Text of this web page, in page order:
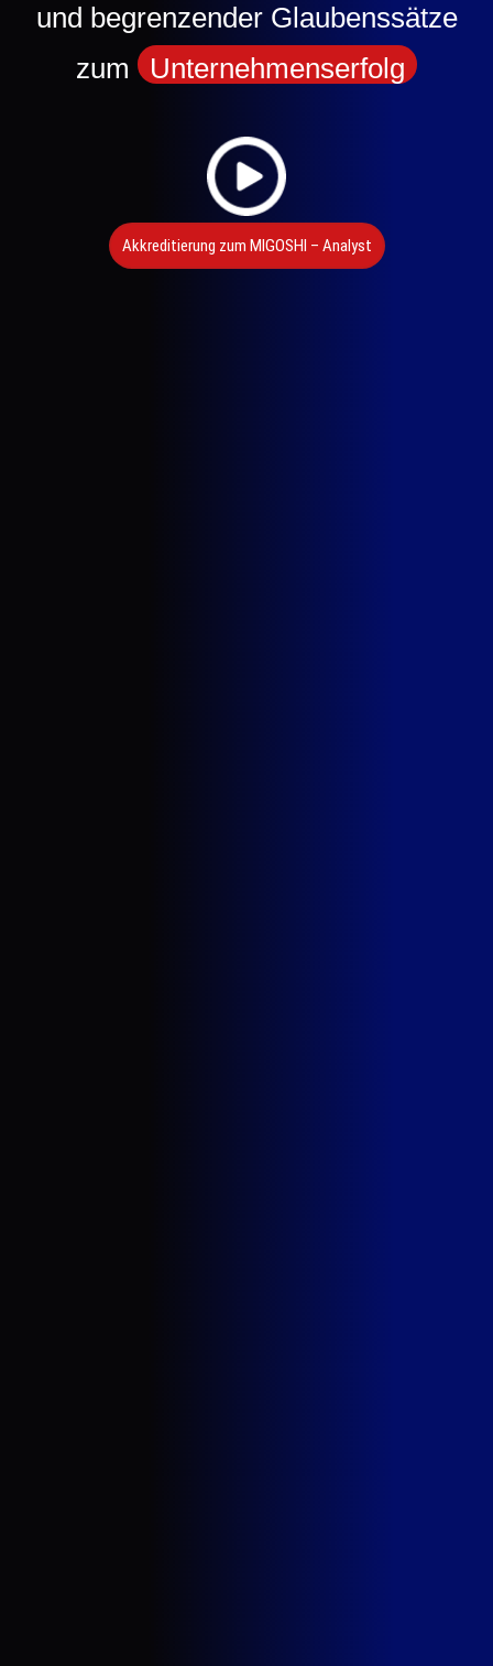
und begrenzender Glaubenssätze
zum
Unternehmenserfolg
Akkreditierung zum MIGOSHI – Analyst